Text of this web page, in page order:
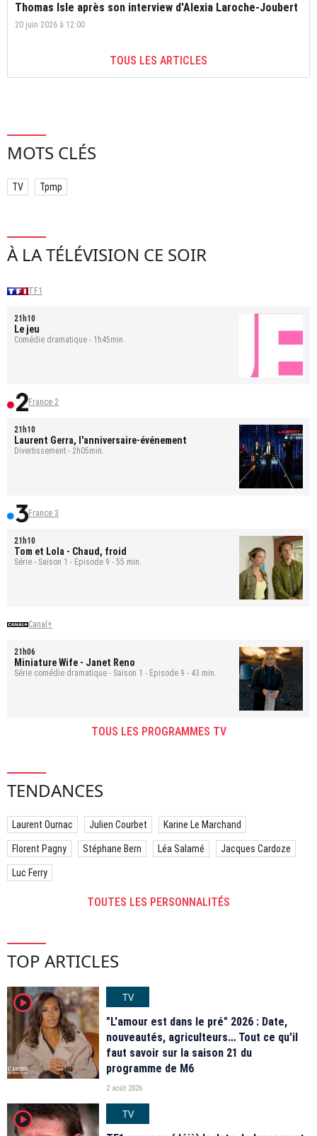
Thomas Isle après son interview d'Alexia Laroche-Joubert
20 juin 2026 à 12:00
TOUS LES ARTICLES
MOTS CLÉS
TV Tpmp
À LA TÉLÉVISION CE SOIR
TF1
21h10
Le jeu
Comédie dramatique - 1h45min.
France 2
21h10
Laurent Gerra, l'anniversaire-événement
Divertissement - 2h05min.
France 3
21h10
Tom et Lola - Chaud, froid
Série - Saison 1 - Épisode 9 - 55 min.
Canal+
21h06
Miniature Wife - Janet Reno
Série comédie dramatique - Saison 1 - Épisode 9 - 43 min.
TOUS LES PROGRAMMES TV
TENDANCES
Laurent Ournac Julien Courbet Karine Le Marchand
Florent Pagny Stéphane Bern Léa Salamé Jacques Cardoze
Luc Ferry
TOUTES LES PERSONNALITÉS
TOP ARTICLES
player2
TV
"L'amour est dans le pré" 2026 : Date,
nouveautés, agriculteurs… Tout ce qu'il
faut savoir sur la saison 21 du
programme de M6
2 août 2026
player2
TV